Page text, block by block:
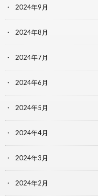
2024年9月
2024年8月
2024年7月
2024年6月
2024年5月
2024年4月
2024年3月
2024年2月